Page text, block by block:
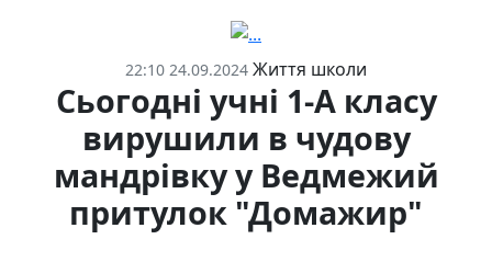
22:10 24.09.2024 Життя школи
Сьогодні учні 1-А класу
вирушили в чудову
мандрівку у Ведмежий
притулок "Домажир"